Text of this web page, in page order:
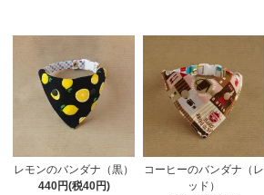
レモンのバンダナ（黒）
440円(税40円)
コーヒーのバンダナ（レ
ッド）